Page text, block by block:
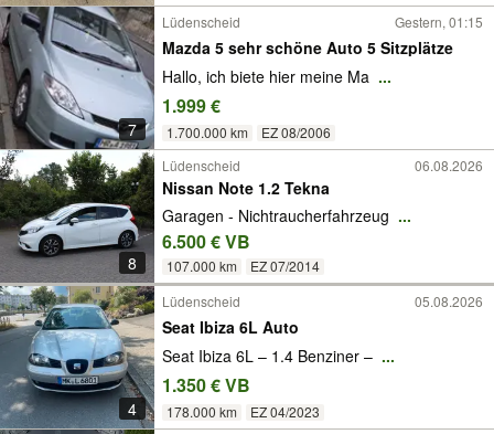
7
Lüdenscheid Gestern, 01:15
Mazda 5 sehr schöne Auto 5 Sitzplätze
Hallo, ich biete hier meine Ma ...
1.999 €
1.700.000 km EZ 08/2006
8
Lüdenscheid 06.08.2026
Nissan Note 1.2 Tekna
Garagen - Nichtraucherfahrzeug ...
6.500 € VB
107.000 km EZ 07/2014
4
Lüdenscheid 05.08.2026
Seat Ibiza 6L Auto
Seat Ibiza 6L – 1.4 Benziner – ...
1.350 € VB
178.000 km EZ 04/2023